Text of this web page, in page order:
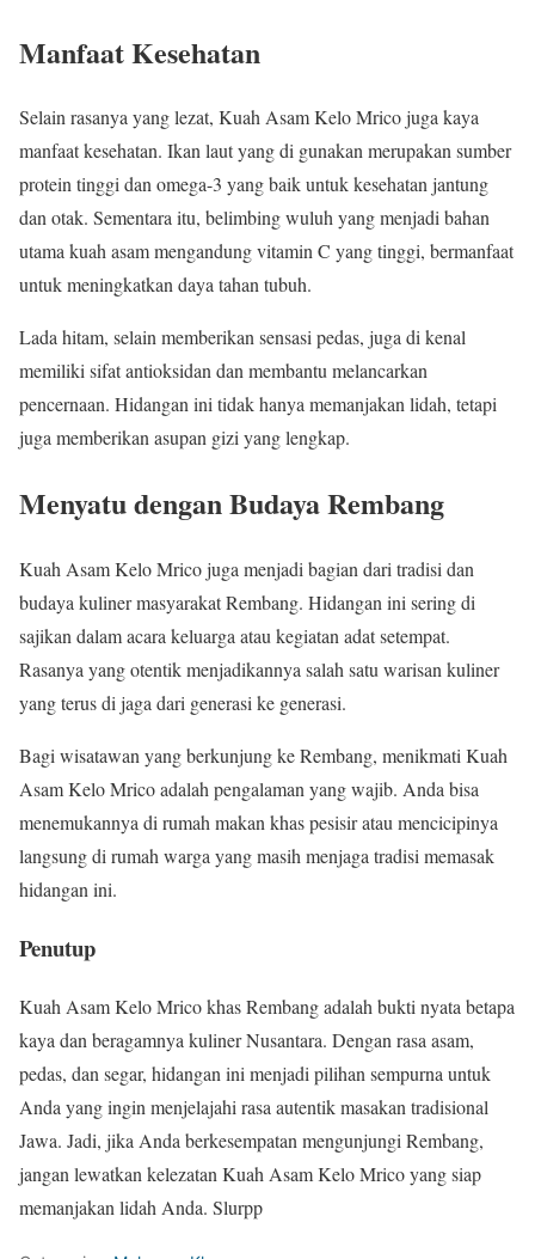
Manfaat Kesehatan
Selain rasanya yang lezat, Kuah Asam Kelo Mrico juga kaya
manfaat kesehatan. Ikan laut yang di gunakan merupakan sumber
protein tinggi dan omega-3 yang baik untuk kesehatan jantung
dan otak. Sementara itu, belimbing wuluh yang menjadi bahan
utama kuah asam mengandung vitamin C yang tinggi, bermanfaat
untuk meningkatkan daya tahan tubuh.
Lada hitam, selain memberikan sensasi pedas, juga di kenal
memiliki sifat antioksidan dan membantu melancarkan
pencernaan. Hidangan ini tidak hanya memanjakan lidah, tetapi
juga memberikan asupan gizi yang lengkap.
Menyatu dengan Budaya Rembang
Kuah Asam Kelo Mrico juga menjadi bagian dari tradisi dan
budaya kuliner masyarakat Rembang. Hidangan ini sering di
sajikan dalam acara keluarga atau kegiatan adat setempat.
Rasanya yang otentik menjadikannya salah satu warisan kuliner
yang terus di jaga dari generasi ke generasi.
Bagi wisatawan yang berkunjung ke Rembang, menikmati Kuah
Asam Kelo Mrico adalah pengalaman yang wajib. Anda bisa
menemukannya di rumah makan khas pesisir atau mencicipinya
langsung di rumah warga yang masih menjaga tradisi memasak
hidangan ini.
Penutup
Kuah Asam Kelo Mrico khas Rembang adalah bukti nyata betapa
kaya dan beragamnya kuliner Nusantara. Dengan rasa asam,
pedas, dan segar, hidangan ini menjadi pilihan sempurna untuk
Anda yang ingin menjelajahi rasa autentik masakan tradisional
Jawa. Jadi, jika Anda berkesempatan mengunjungi Rembang,
jangan lewatkan kelezatan Kuah Asam Kelo Mrico yang siap
memanjakan lidah Anda. Slurpp